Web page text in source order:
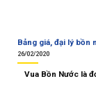
Bảng giá, đại lý bồn
26/02/2020
Vua Bồn Nước là